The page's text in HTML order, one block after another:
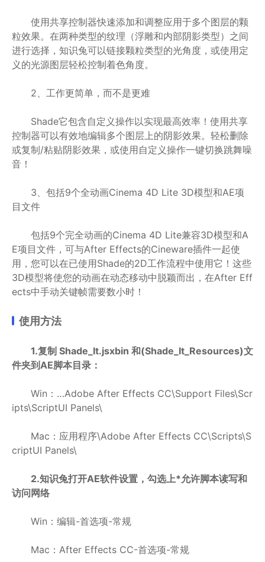
使用共享控制器快速添加和调整应用于多个图层的颗
粒效果。在两种类型的纹理（浮雕和内部阴影类型）之间
进行选择，知识兔可以链接颗粒类型的光角度，或使用定
义的光源图层轻松控制着色角度。
2、工作更简单，而不是更难
Shade它包含自定义操作以实现最高效率！使用共享
控制器可以有效地编辑多个图层上的阴影效果。轻松删除
或复制/粘贴阴影效果，或使用自定义操作一键切换跳舞噪
音！
3、包括9个全动画Cinema 4D Lite 3D模型和AE项
目文件
包括9个完全动画的Cinema 4D Lite兼容3D模型和A
E项目文件，可与After Effects的Cineware插件一起使
用，您可以在已使用Shade的2D工作流程中使用它！这些
3D模型将使您的动画在动态移动中脱颖而出，在After Eff
ects中手动关键帧需要数小时！
使用方法
1.复制 Shade_It.jsxbin 和(Shade_It_Resources)文
件夹到AE脚本目录：
Win：…Adobe After Effects CC\Support Files\Scr
ipts\ScriptUI Panels\
Mac：应用程序\Adobe After Effects CC\Scripts\S
criptUI Panels\
2.知识兔打开AE软件设置，勾选上*允许脚本读写和
访问网络
Win：编辑-首选项-常规
Mac：After Effects CC-首选项-常规